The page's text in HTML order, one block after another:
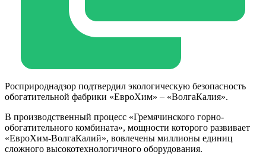
Росприроднадзор подтвердил экологическую безопасность
обогатительной фабрики «ЕвроХим» – «ВолгаКалия».
В производственный процесс «Гремячинского горно-
обогатительного комбината», мощности которого развивает
«ЕвроХим-ВолгаКалий», вовлечены миллионы единиц
сложного высокотехнологичного оборудования.